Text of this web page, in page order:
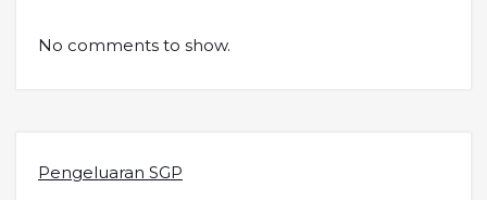
No comments to show.
Pengeluaran SGP